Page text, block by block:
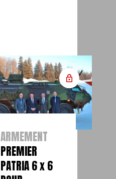
ARMEMENT
PREMIER
PATRIA 6 x 6